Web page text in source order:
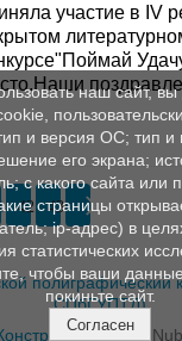
участие в IV
42 43
полиграфический
СПбГУПТД)
сайтов
наш сайт, вы
и версия ОС; тип и
его экрана;
с какого сайта или
страницы
ip-адрес) в
статистических
чтобы ваши
покиньте сайт.
Согласен